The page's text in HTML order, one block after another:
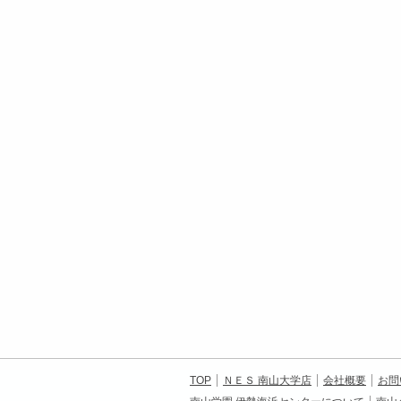
TOP ＮＥＳ 南山大学店 会社概要
お